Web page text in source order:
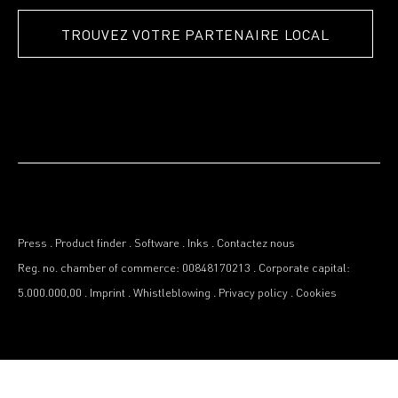
TROUVEZ VOTRE PARTENAIRE LOCAL
Press . Product finder . Software . Inks . Contactez nous
Reg. no. chamber of commerce: 00848170213 . Corporate capital:
5.000.000,00 . Imprint . Whistleblowing . Privacy policy . Cookies